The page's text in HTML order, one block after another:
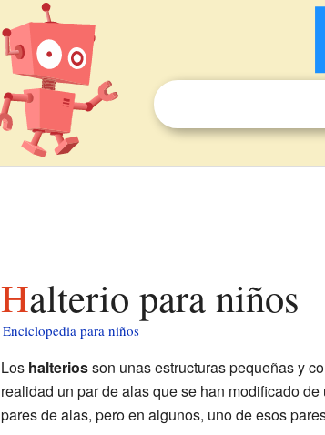
Halterio para niños
Enciclopedia para niños
Los halteriosson unas estructuras pequeñas y
realidad un par de alas que se han modificado
pares de alas, pero en algunos, uno de esos